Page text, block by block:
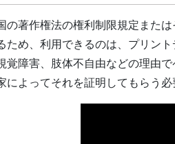
著作権法の権利制限規定または
ため、利用できるのは、プリン
覚障害、肢体不自由などの理由
によってそれを証明してもらう必